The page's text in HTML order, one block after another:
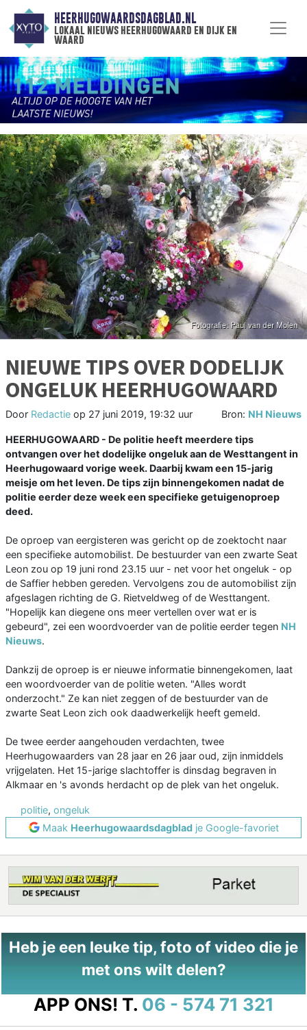
HEERHUGOWAARDSDAGBLAD.NL
lokaal nieuws heerhugowaard en dijk en
waard
NIEUWE TIPS OVER DODELIJK
ONGELUK HEERHUGOWAARD
Door Redactie op 27 juni 2019, 19:32 uur Bron: NH Nieuws
HEERHUGOWAARD - De politie heeft meerdere tips
ontvangen over het dodelijke ongeluk aan de Westtangent in
Heerhugowaard vorige week. Daarbij kwam een 15-jarig
meisje om het leven. De tips zijn binnengekomen nadat de
politie eerder deze week een specifieke getuigenoproep
deed.
De oproep van eergisteren was gericht op de zoektocht naar
een specifieke automobilist. De bestuurder van een zwarte Seat
Leon zou op 19 juni rond 23.15 uur - net voor het ongeluk - op
de Saffier hebben gereden. Vervolgens zou de automobilist zijn
afgeslagen richting de G. Rietveldweg of de Westtangent.
"Hopelijk kan diegene ons meer vertellen over wat er is
gebeurd", zei een woordvoerder van de politie eerder tegen NH
Nieuws.
Dankzij de oproep is er nieuwe informatie binnengekomen, laat
een woordvoerder van de politie weten. "Alles wordt
onderzocht." Ze kan niet zeggen of de bestuurder van de
zwarte Seat Leon zich ook daadwerkelijk heeft gemeld.
De twee eerder aangehouden verdachten, twee
Heerhugowaarders van 28 jaar en 26 jaar oud, zijn inmiddels
vrijgelaten. Het 15-jarige slachtoffer is dinsdag begraven in
Alkmaar en 's avonds herdacht op de plek van het ongeluk.
politie, ongeluk
Maak Heerhugowaardsdagbladje Google-favoriet
Heb je een leuke tip, foto of video die je
met ons wilt delen?
APP ONS! T. 06 - 574 71 321